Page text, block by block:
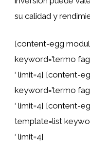
su calidad y
[content-egg
keyword=’termo
‘ limit=4] [content-
keyword=’termo
‘ limit=4] [content-
template=list
‘ limit=4]